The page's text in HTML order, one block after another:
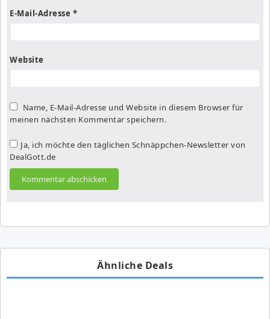
E-Mail-Adresse *
Website
Name, E-Mail-Adresse und Website in diesem Browser für
meinen nächsten Kommentar speichern.
Ja, ich möchte den täglichen Schnäppchen-Newsletter von
DealGott.de
Ähnliche Deals